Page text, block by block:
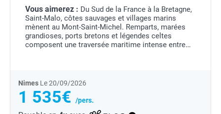
Vous aimerez : Du Sud de la France à la Bretagne,
Saint-Malo, côtes sauvages et villages marins
mènent au Mont-Saint-Michel. Remparts, marées
grandioses, ports bretons et légendes celtes
composent une traversée maritime intense entre
Nimes Le 20/09/2026
1 535€ /pers.